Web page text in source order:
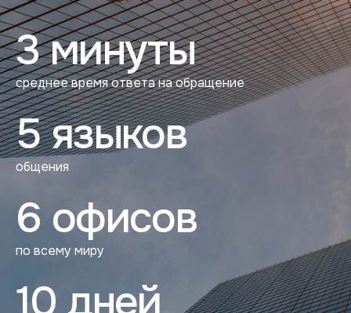
3 минуты
среднее время ответа на обращение
5 языков
общения
6 офисов
по всему миру
10 дней